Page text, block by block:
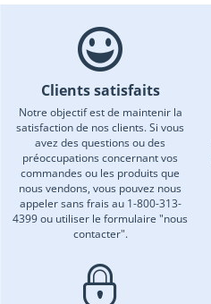
Clients satisfaits
Notre objectif est de maintenir la
satisfaction de nos clients. Si vous
avez des questions ou des
préoccupations concernant vos
commandes ou les produits que
nous vendons, vous pouvez nous
appeler sans frais au 1-800-313-
4399 ou utiliser le formulaire "nous
contacter".